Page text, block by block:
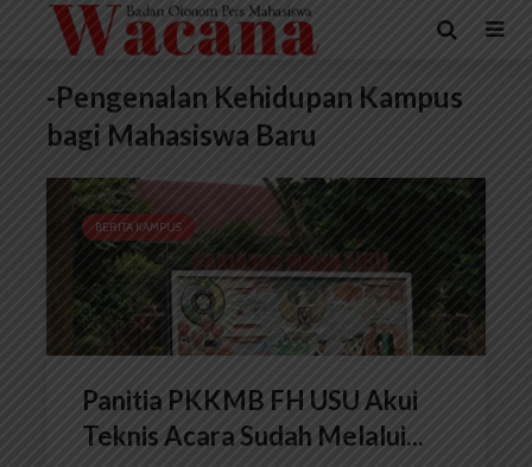
-Pengenalan Kehidupan Kampus
bagi Mahasiswa Baru
BERITA KAMPUS
Panitia PKKMB FH USU Akui
Teknis Acara Sudah Melalui...